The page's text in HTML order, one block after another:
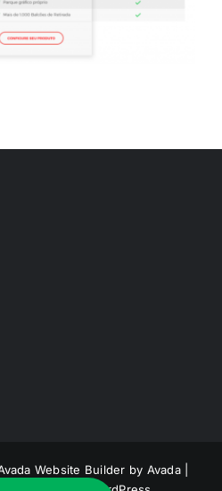
Website Builder by Avada|